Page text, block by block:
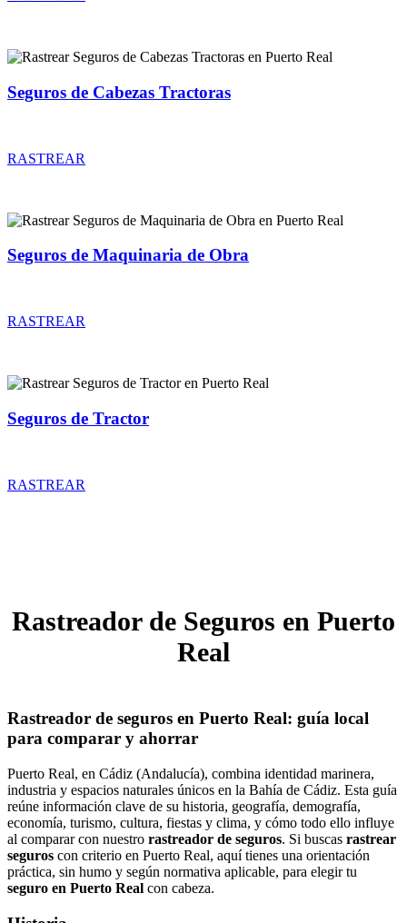
Seguros de Cabezas Tractoras
RASTREAR
Seguros de Maquinaria de Obra
RASTREAR
Seguros de Tractor
RASTREAR
Rastreador de Seguros en Puerto
Real
Rastreador de seguros en Puerto Real: guía local
para comparar y ahorrar
Puerto Real, en Cádiz (Andalucía), combina identidad marinera,
industria y espacios naturales únicos en la Bahía de Cádiz. Esta guía
reúne información clave de su historia, geografía, demografía,
economía, turismo, cultura, fiestas y clima, y cómo todo ello influye
al comparar con nuestro rastreador de seguros. Si buscas rastrear
seguros con criterio en Puerto Real, aquí tienes una orientación
práctica, sin humo y según normativa aplicable, para elegir tu
seguro en Puerto Real con cabeza.